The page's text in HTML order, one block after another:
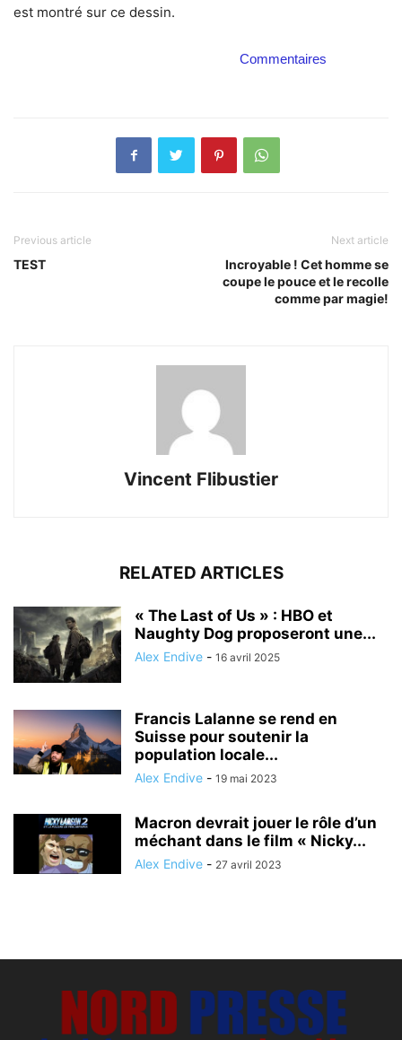
est montré sur ce dessin.
Commentaires
Previous article
TEST
Next article
Incroyable ! Cet homme se
coupe le pouce et le recolle
comme par magie!
Vincent Flibustier
RELATED ARTICLES
« The Last of Us » : HBO et
Naughty Dog proposeront une...
Alex Endive - 16 avril 2025
Francis Lalanne se rend en
Suisse pour soutenir la
population locale...
Alex Endive - 19 mai 2023
Macron devrait jouer le rôle d’un
méchant dans le film « Nicky...
Alex Endive - 27 avril 2023